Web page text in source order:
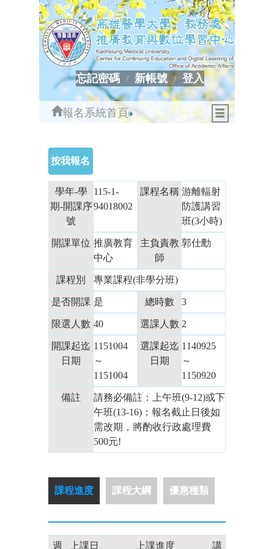
忘記密碼 新帳號 登入
報名系統首頁
學年-學
期-開課序
號
115-1-
94018002
課程名稱 游離輻射
防護講習
班(3小時)
開課單位 推廣教育
中心
主負責教
師
郭仕勳
課程別 專業課程(非學分班)
是否開課 是 總時數 3
限選人數 40 選課人數 2
開課起迄
日期
1151004
～
1151004
選課起迄
日期
1140925
～
1150920
備註
請務必備註：上午班(9-12)或下
午班(13-16)；報名截止日後如
需改期，將酌收行政處理費
500元!
課程進度 課程大綱 優惠種類
週 上課日 上課進度 講